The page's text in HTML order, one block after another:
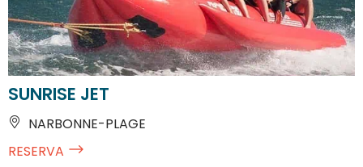
SUNRISE JET
NARBONNE-PLAGE
RESERVA